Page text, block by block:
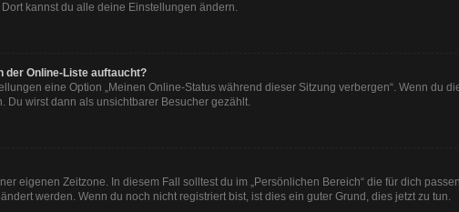
kannst du alle deine Einstellungen ändern.
der Online-Liste auftaucht?
eine Option „Meinen Online-Status während dieser Sitzung verbergen“. Wenn du
Du wirst dann als unsichtbarer Besucher gezählt.
eigenen Zeitzone. In diesem Fall solltest du im „Persönlichen Bereich“ die für dich
werden. Wenn du noch nicht registriert bist, ist dies ein guter Grund, dies jetzt zu tun.